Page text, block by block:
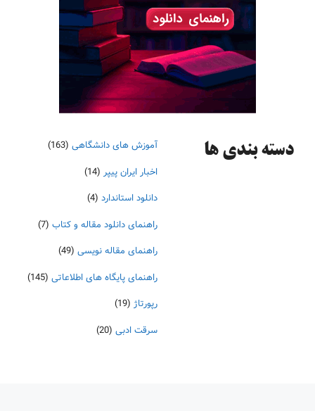
دسته‌ بندی ها آموزش های دانشگاهی (163)
اخبار ایران پیپر (14)
دانلود استاندارد (4)
راهنمای دانلود مقاله و کتاب (7)
راهنمای مقاله نویسی (49)
راهنمای پایگاه های اطلاعاتی (145)
رپورتاژ (19)
سرقت ادبی (20)